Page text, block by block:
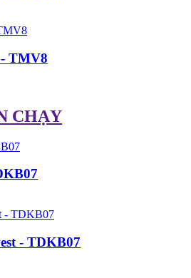
TMV8
CHẠY
- TDKB07